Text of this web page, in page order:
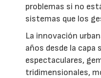
problemas si no
sistemas que los
La innovación
años desde la capa
espectaculares,
tridimensionales,